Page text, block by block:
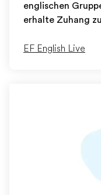
englischen
erhalte Zuhang
EF English Live